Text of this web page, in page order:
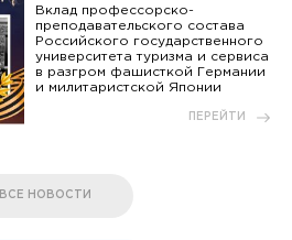
Вклад профессорско-
преподавательского состава
Российского государственного
университета туризма и сервиса
в разгром фашисткой Германии
и милитаристской Японии
ПЕРЕЙТИ
ВСЕ НОВОСТИ